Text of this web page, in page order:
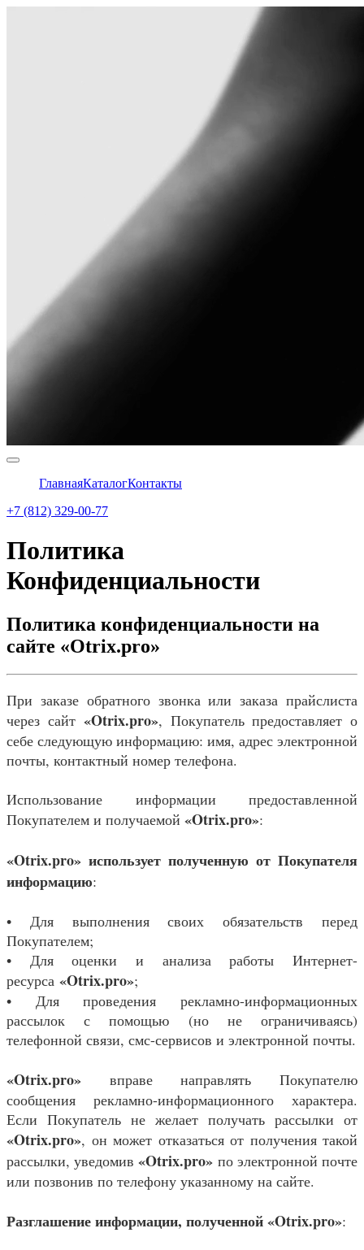
ГлавнаяКаталогКонтакты
+7 (812) 329-00-77
Политика
Конфиденциальности
Политика конфиденциальности на
сайте «Otrix.pro»
При заказе обратного звонка или заказа прайслиста
через сайт«Otrix.pro», Покупатель предоставляет о
себе следующую информацию: имя, адрес электронной
почты, контактный номер телефона.
Использование информации предоставленной
Покупателем и получаемой «Otrix.pro»:
«Otrix.pro» использует полученную от Покупателя
информацию:
• Для выполнения своих обязательств перед
Покупателем;
• Для оценки и анализа работы Интернет-
ресурса «Otrix.pro»;
• Для проведения рекламно-информационных
рассылок с помощью (но не ограничиваясь)
телефонной связи, смс-сервисов и электронной почты.
«Otrix.pro» вправе направлять Покупателю
сообщения рекламно-информационного характера.
Если Покупатель не желает получать рассылки от
«Otrix.pro», он может отказаться от получения такой
рассылки, уведомив«Otrix.pro» по электронной почте
или позвонив по телефону указанному на сайте.
Разглашение информации, полученной«Otrix.pro»: